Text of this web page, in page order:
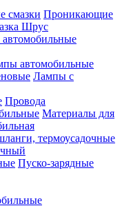
смазки Проникающие
Шрус
автомобильные
Лампы с
Провода
Материалы для
термоусадочные
Пуско-зарядные